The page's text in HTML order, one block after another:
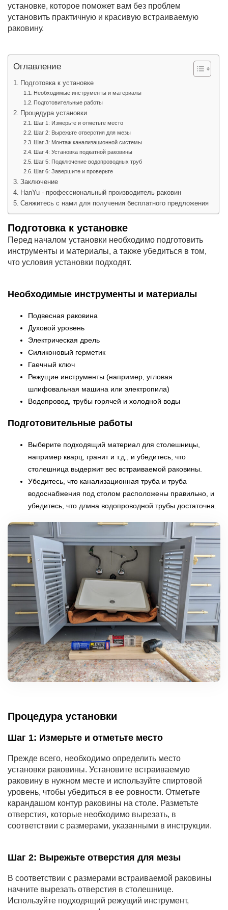
установке, которое поможет вам без проблем
установить практичную и красивую встраиваемую
раковину.
Оглавление
Подготовка к установке
Необходимые инструменты и материалы
Подготовительные работы
Процедура установки
Шаг 1: Измерьте и отметьте место
Шаг 2: Вырежьте отверстия для мезы
Шаг 3: Монтаж канализационной системы
Шаг 4: Установка подкатной раковины
Шаг 5: Подключение водопроводных труб
Шаг 6: Завершите и проверьте
Заключение
HanYu - профессиональный производитель раковин
Свяжитесь с нами для получения бесплатного предложения
Подготовка к установке
Перед началом установки необходимо подготовить
инструменты и материалы, а также убедиться в том,
что условия установки подходят.
Необходимые инструменты и материалы
Подвесная раковина
Духовой уровень
Электрическая дрель
Силиконовый герметик
Гаечный ключ
Режущие инструменты (например, угловая
шлифовальная машина или электропила)
Водопровод, трубы горячей и холодной воды
Подготовительные работы
Выберите подходящий материал для столешницы,
например кварц, гранит и т.д., и убедитесь, что
столешница выдержит вес встраиваемой раковины.
Убедитесь, что канализационная труба и труба
водоснабжения под столом расположены правильно, и
убедитесь, что длина водопроводной трубы достаточна.
Процедура установки
Шаг 1: Измерьте и отметьте место
Прежде всего, необходимо определить место
установки раковины. Установите встраиваемую
раковину в нужном месте и используйте спиртовой
уровень, чтобы убедиться в ее ровности. Отметьте
карандашом контур раковины на столе. Разметьте
отверстия, которые необходимо вырезать, в
соответствии с размерами, указанными в инструкции.
Шаг 2: Вырежьте отверстия для мезы
В соответствии с размерами встраиваемой раковины
начните вырезать отверстия в столешнице.
Используйте подходящий режущий инструмент,